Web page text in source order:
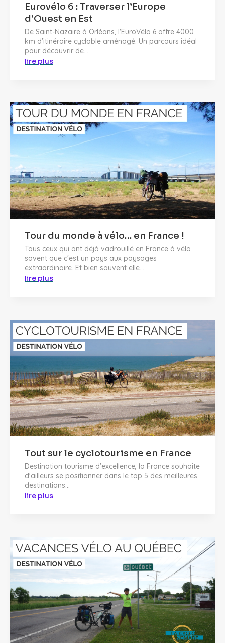
Eurovélo 6 : Traverser l’Europe
d’Ouest en Est
De Saint-Nazaire à Orléans, l'EuroVélo 6 offre 4000
km d'itinéraire cyclable aménagé. Un parcours idéal
pour découvrir de...
lire plus
Tour du monde à vélo… en France !
Tous ceux qui ont déjà vadrouillé en France à vélo
savent que c'est un pays aux paysages
extraordinaire. Et bien souvent elle...
lire plus
Tout sur le cyclotourisme en France
Destination tourisme d'excellence, la France souhaite
d'ailleurs se positionner dans le top 5 des meilleures
destinations...
lire plus